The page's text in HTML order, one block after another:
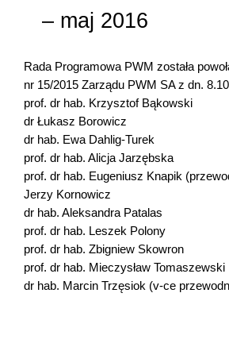
– maj 2016
Rada Programowa PWM została
nr 15/2015 Zarządu PWM SA z dn.
prof. dr hab. Krzysztof Bąkowski
dr Łukasz Borowicz
dr hab. Ewa Dahlig-Turek
prof. dr hab. Alicja Jarzębska
prof. dr hab. Eugeniusz Knapik
Jerzy Kornowicz
dr hab. Aleksandra Patalas
prof. dr hab. Leszek Polony
prof. dr hab. Zbigniew Skowron
prof. dr hab. Mieczysław Tomaszewski
dr hab. Marcin Trzęsiok (v-ce